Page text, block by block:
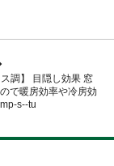
調】 目隠し効果 窓
で暖房効率や冷房効
s--tu